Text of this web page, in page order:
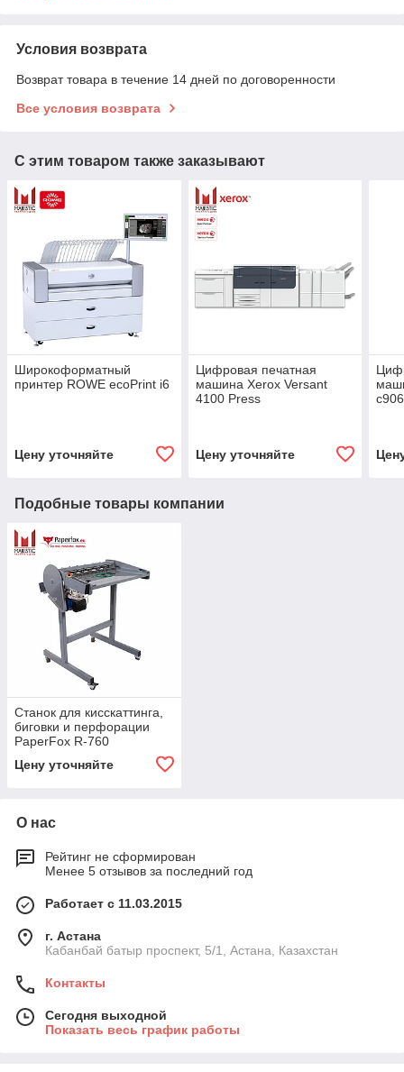
Условия возврата
Возврат товара в течение 14 дней по договоренности
Все условия возврата
С этим товаром также заказывают
Широкоформатный
принтер ROWE ecoPrint i6
Цену уточняйте
Цифровая печатная
машина Xerox Versant
4100 Press
Цену уточняйте
Подобные товары компании
Станок для кисскаттинга,
биговки и перфорации
PaperFox R-760
Цену уточняйте
О нас
Рейтинг не сформирован
Менее 5 отзывов за последний год
Работает с 11.03.2015
г. Астана
Кабанбай батыр проспект, 5/1, Астана, Казахстан
Контакты
Сегодня выходной
Показать весь график работы